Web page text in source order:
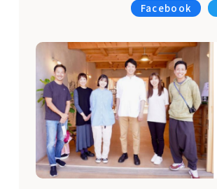
Facebook